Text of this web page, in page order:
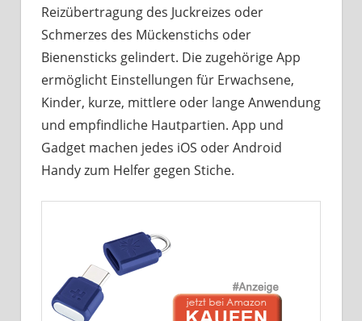
Reizübertragung des Juckreizes oder
Schmerzes des Mückenstichs oder
Bienensticks gelindert. Die zugehörige App
ermöglicht Einstellungen für Erwachsene,
Kinder, kurze, mittlere oder lange Anwendung
und empfindliche Hautpartien. App und
Gadget machen jedes iOS oder Android
Handy zum Helfer gegen Stiche.